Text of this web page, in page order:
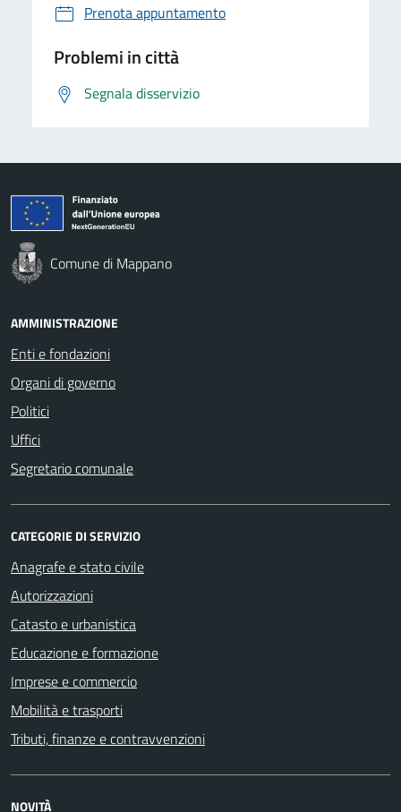
Prenota appuntamento
Problemi in città
Segnala disservizio
Comune di Mappano
AMMINISTRAZIONE
Enti e fondazioni
Organi di governo
Politici
Uffici
Segretario comunale
CATEGORIE DI SERVIZIO
Anagrafe e stato civile
Autorizzazioni
Catasto e urbanistica
Educazione e formazione
Imprese e commercio
Mobilità e trasporti
Tributi, finanze e contravvenzioni
NOVITÀ